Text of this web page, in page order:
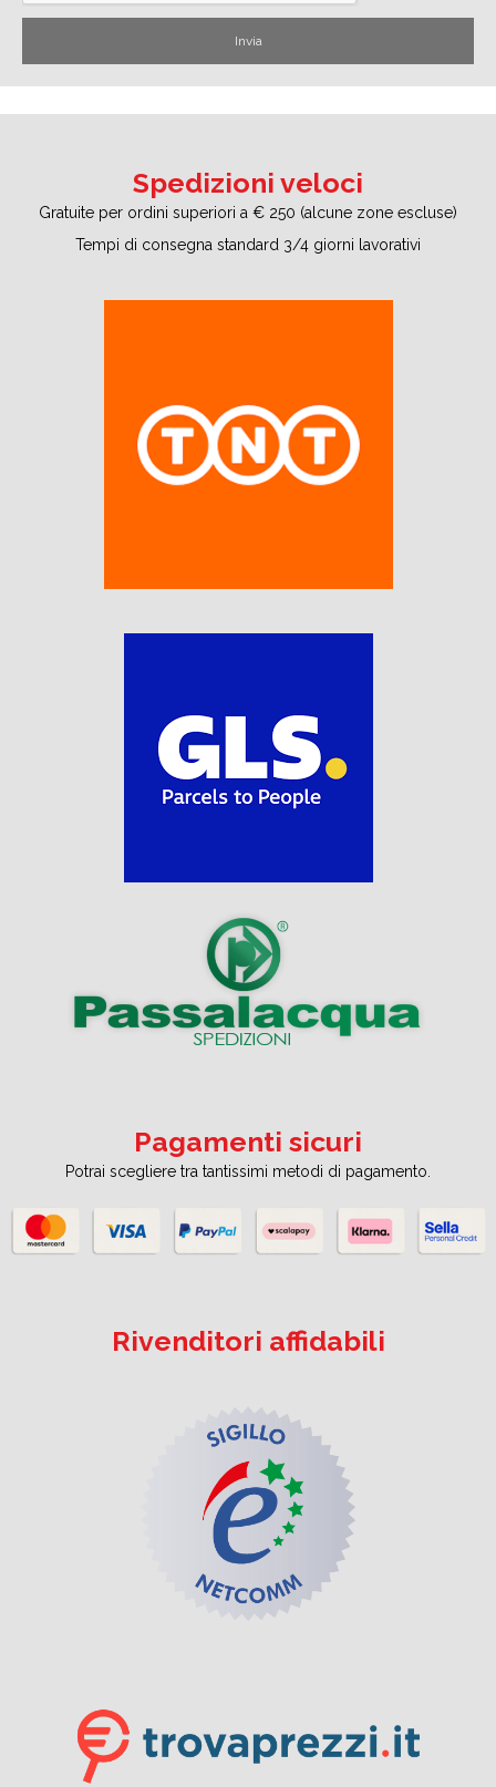
Spedizioni veloci
Gratuite per ordini superiori a € 250 (alcune zone escluse)
Tempi di consegna standard 3/4 giorni lavorativi
Pagamenti sicuri
Potrai scegliere tra tantissimi metodi di pagamento.
Rivenditori affidabili